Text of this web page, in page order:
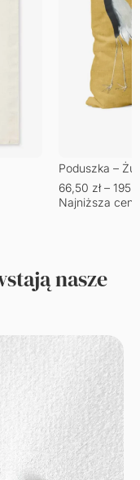
Poduszka –
66,50 zł –
Najniższa
nasze